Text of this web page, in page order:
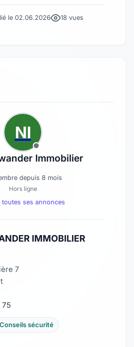
le 02.06.2026 18 vues
NI
Immobilier
depuis 8 mois
Hors ligne
toutes ses annonces
IMMOBILIER
7
75
Conseils sécurité